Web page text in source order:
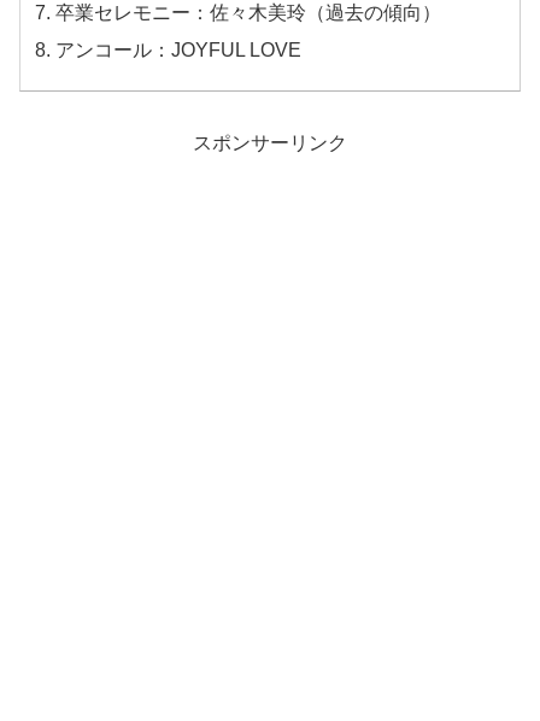
卒業セレモニー：佐々木美玲（過去の傾向）
アンコール：JOYFUL LOVE
スポンサーリンク